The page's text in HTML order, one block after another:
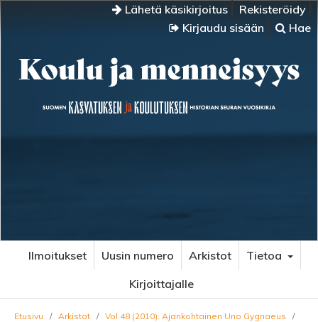
Lähetä käsikirjoitus
Rekisteröidy
Kirjaudu sisään
Hae
Ilmoitukset Uusin numero Arkistot
Tietoa
Kirjoittajalle
Etusivu / Arkistot / Vol 48 (2010): Ajankohtainen Uno Gygnaeus
/